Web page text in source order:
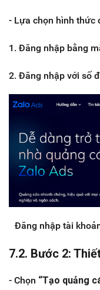
- Lựa chọn hình thức
1. Đăng nhập bằng
2. Đăng nhập với số
Đăng nhập tài
7.2. Bước 2:
- Chọn “Tạo quảng